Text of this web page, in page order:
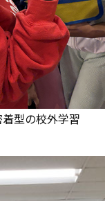
型の校外学習